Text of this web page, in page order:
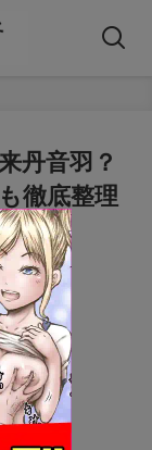
丹音羽？
徹底整理